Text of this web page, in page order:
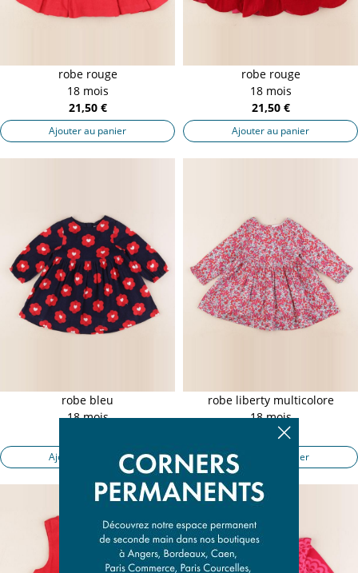
robe rouge
18 mois
21,50 €
Ajouter au panier
robe rouge
18 mois
21,50 €
Ajouter au panier
robe bleu
18 mois
Ajouter au panier
robe liberty multicolore
18 mois
24,90 €
Ajouter au panier